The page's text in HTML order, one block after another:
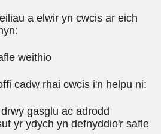
a elwir yn cwcis ar eich
weithio
cadw rhai cwcis i'n helpu ni:
gasglu ac adrodd
yr ydych yn defnyddio'r safle